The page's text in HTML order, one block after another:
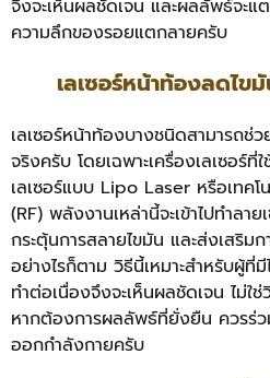
จึงจะเห็นผลชัดเจน และผลลัพธ์จะ
ความลึกของรอยแตกลายครับ
เลเซอร์หน้าท้องลดไข
เลเซอร์หน้าท้องบางชนิดสามารถช่
จริงครับ โดยเฉพาะเครื่องเลเซอร์
เลเซอร์แบบ Lipo Laser หรือเทค
(RF) พลังงานเหล่านี้จะเข้าไปทำลา
กระตุ้นการสลายไขมัน และส่งเสริม
อย่างไรก็ตาม วิธีนี้เหมาะสำหรับผู้ที่
ทำต่อเนื่องจึงจะเห็นผลชัดเจน ไม่
หากต้องการผลลัพธ์ที่ยั่งยืน ควรร่ว
ออกกำลังกายครับ